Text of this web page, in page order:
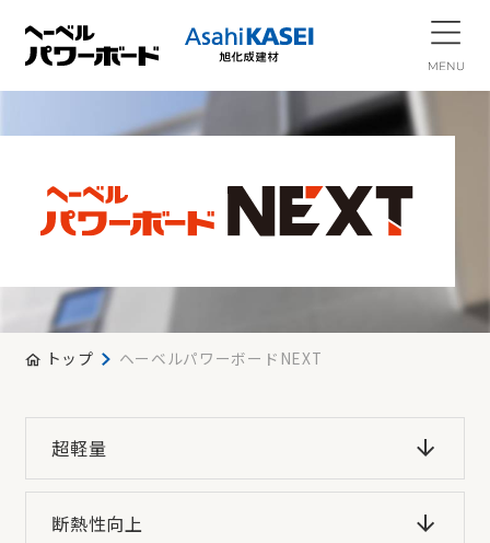
トップ ヘーベルパワーボードNEXT
超軽量
断熱性向上